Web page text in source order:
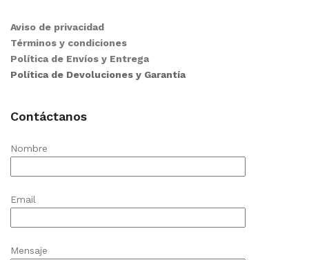
Aviso de privacidad
Términos y condiciones
Política de Envíos y Entrega
Política de Devoluciones y Garantía
Contáctanos
Nombre
Email
Mensaje